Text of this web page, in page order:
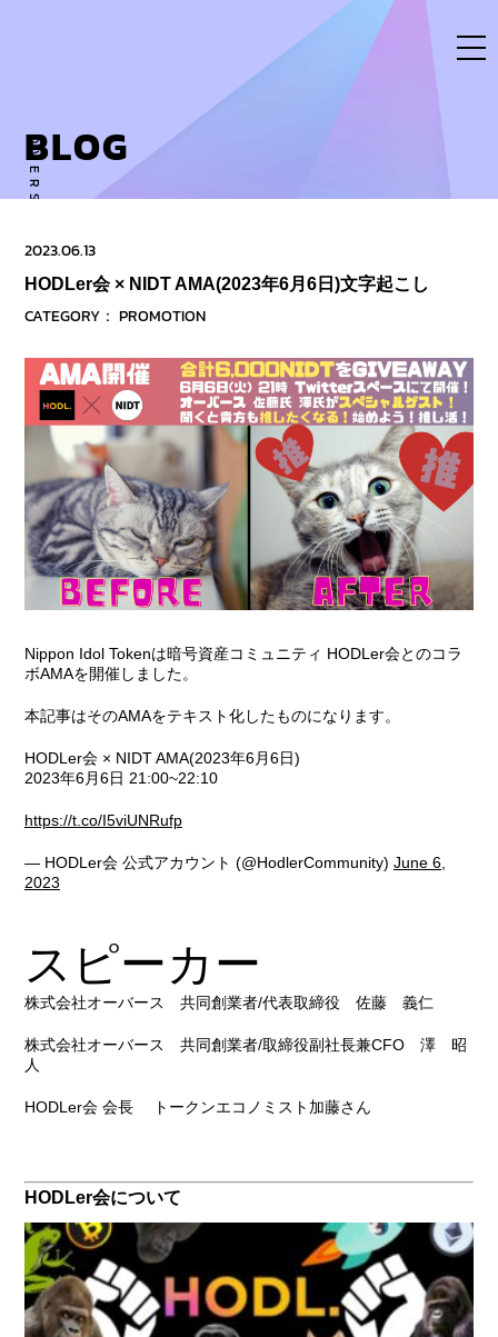
OVERSE ACTIVITY TO NEW DIMENSION
BLOG
2023.06.13
HODLer会 × NIDT AMA(2023年6月6日)文字起こし
CATEGORY： PROMOTION
Nippon Idol Tokenは暗号資産コミュニティ HODLer会とのコラ
ボAMAを開催しました。
本記事はそのAMAをテキスト化したものになります。
HODLer会 × NIDT AMA(2023年6月6日)
2023年6月6日 21:00~22:10
https://t.co/I5viUNRufp
— HODLer会 公式アカウント (@HodlerCommunity) June 6,
2023
スピーカー
株式会社オーバース 共同創業者/代表取締役 佐藤 義仁
株式会社オーバース 共同創業者/取締役副社長兼CFO 澤 昭
人
HODLer会 会長 トークンエコノミスト加藤さん
HODLer会について